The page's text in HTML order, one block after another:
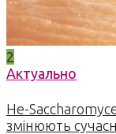
2
Актуально
Не-
змінюють